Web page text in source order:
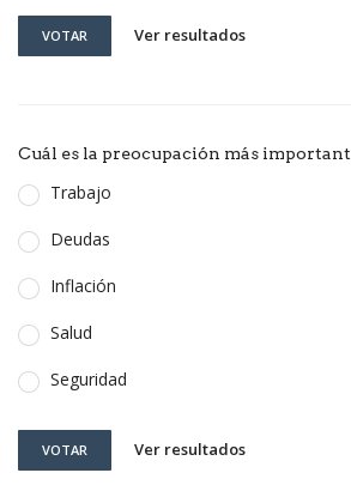
VOTAR Ver resultados
Cuál es la preocupación más
Trabajo
Deudas
Inflación
Salud
Seguridad
VOTAR Ver resultados